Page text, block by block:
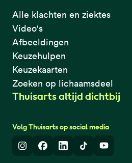
Alle klachten en ziektes
Video's
Afbeeldingen
Keuzehulpen
Keuzekaarten
Zoeken op lichaamsdeel
Thuisarts altijd dichtbij
Volg Thuisarts op social media
InstagramFacebook
LinkedInTikTokYoutube